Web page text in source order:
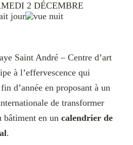
2 DÉCEMBRE
Saint André – Centre d’art
à l’effervescence qui
d’année en proposant à un
de transformer
bâtiment en un calendrier de
.